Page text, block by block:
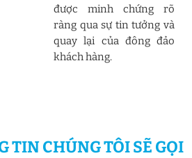
được minh chứng rõ
ràng qua sự tin tưởng và
quay lại của đông đảo
khách hàng.
TIN CHÚNG TÔI SẼ GỌI